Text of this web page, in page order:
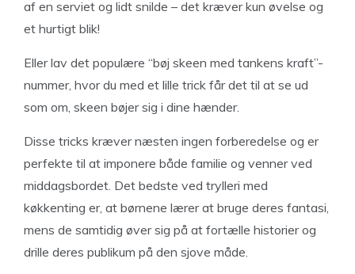
af en serviet og lidt snilde – det kræver kun øvelse og
et hurtigt blik!
Eller lav det populære “bøj skeen med tankens kraft”-
nummer, hvor du med et lille trick får det til at se ud
som om, skeen bøjer sig i dine hænder.
Disse tricks kræver næsten ingen forberedelse og er
perfekte til at imponere både familie og venner ved
middagsbordet. Det bedste ved trylleri med
køkkenting er, at børnene lærer at bruge deres fantasi,
mens de samtidig øver sig på at fortælle historier og
drille deres publikum på den sjove måde.